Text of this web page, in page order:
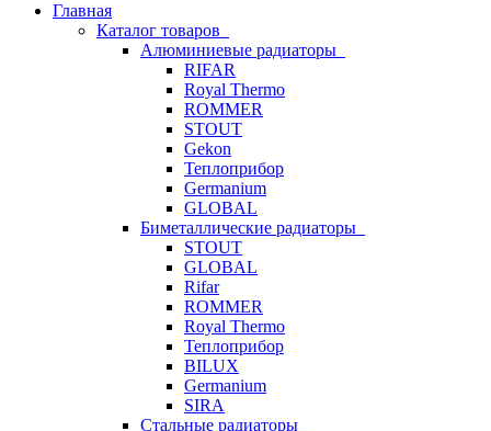
Главная
Каталог товаров
Алюминиевые радиаторы
RIFAR
Royal Thermo
ROMMER
STOUT
Gekon
Теплоприбор
Germanium
GLOBAL
Биметаллические радиаторы
STOUT
GLOBAL
Rifar
ROMMER
Royal Thermo
Теплоприбор
BILUX
Germanium
SIRA
Стальные радиаторы